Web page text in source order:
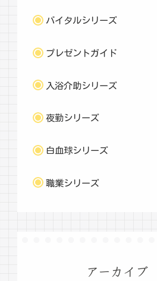
バイタルシリーズ
プレゼントガイド
入浴介助シリーズ
夜勤シリーズ
白血球シリーズ
職業シリーズ
アーカイブ